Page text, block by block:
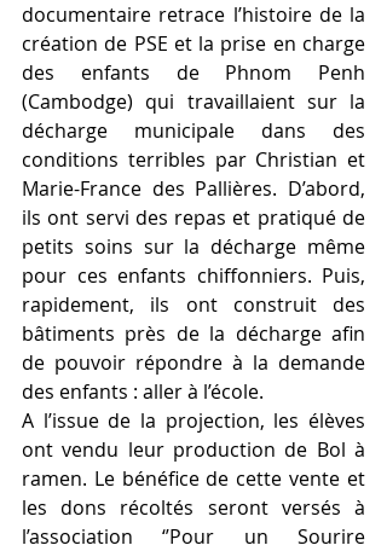
documentaire retrace l’histoire de la
création de PSE et la prise en charge
des enfants de Phnom Penh
(Cambodge) qui travaillaient sur la
décharge municipale dans des
conditions terribles par Christian et
Marie-France des Pallières. D’abord,
ils ont servi des repas et pratiqué de
petits soins sur la décharge même
pour ces enfants chiffonniers. Puis,
rapidement, ils ont construit des
bâtiments près de la décharge afin
de pouvoir répondre à la demande
des enfants : aller à l’école.
A l’issue de la projection, les élèves
ont vendu leur production de Bol à
ramen. Le bénéfice de cette vente et
les dons récoltés seront versés à
l’association ‘’Pour un Sourire